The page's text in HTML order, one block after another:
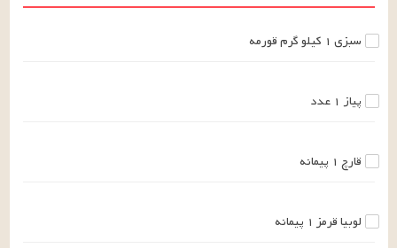
سبزی ۱ کیلو گرمقورمه
پیاز ۱ عدد
قارچ ۱ پیمانه
لوبیا قرمز ۱ پیمانه